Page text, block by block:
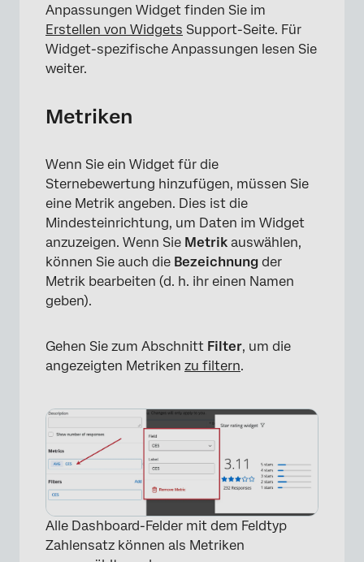
Anpassungen Widget finden Sie im
Erstellen von Widgets Support-Seite. Für
Widget-spezifische Anpassungen lesen Sie
weiter.
Metriken
Wenn Sie ein Widget für die
Sternebewertung hinzufügen, müssen Sie
eine Metrik angeben. Dies ist die
Mindesteinrichtung, um Daten im Widget
anzuzeigen. Wenn Sie Metrik auswählen,
können Sie auch die Bezeichnung der
Metrik bearbeiten (d. h. ihr einen Namen
geben).
Gehen Sie zum Abschnitt Filter, um die
angezeigten Metriken zu filtern.
Alle Dashboard-Felder mit dem Feldtyp
Zahlensatz können als Metriken